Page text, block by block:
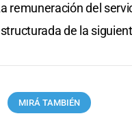
remuneración del
de la
MIRÁ TAMBIÉN